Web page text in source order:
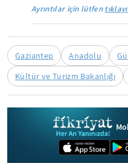
Ayrıntılar için lütfen
Gaziantep Anadolu
Kültür ve Turizm Bakanlığı